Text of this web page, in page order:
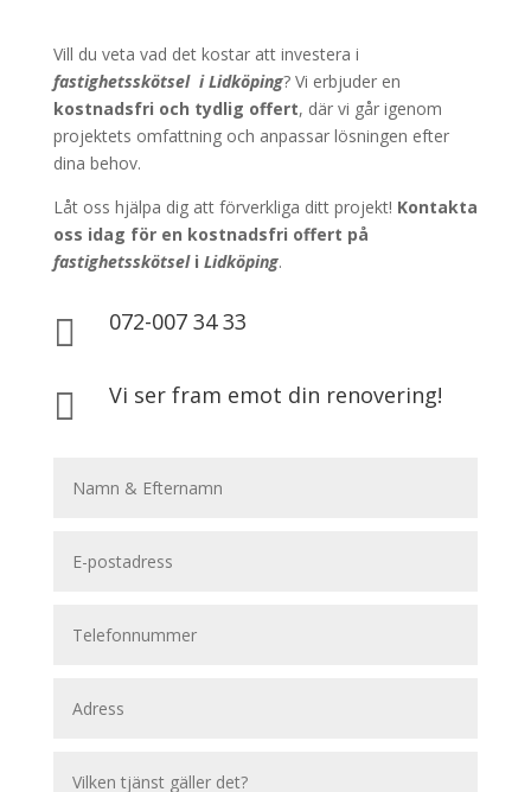
Vill du veta vad det kostar att investera i
fastighetsskötsel i Lidköping? Vi erbjuder en
kostnadsfri och tydlig offert, där vi går igenom
projektets omfattning och anpassar lösningen efter
dina behov.
Låt oss hjälpa dig att förverkliga ditt projekt! Kontakta
oss idag för en kostnadsfri offert på
fastighetsskötseli Lidköping.
 072-007 34 33
 Vi ser fram emot din renovering!